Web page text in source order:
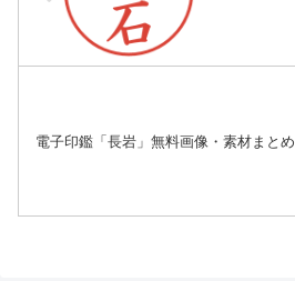
電子印鑑「長岩」無料画像・素材まとめ